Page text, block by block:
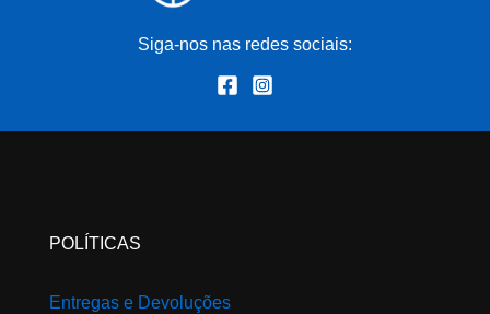
Siga-nos nas redes sociais:
POLÍTICAS
Entregas e Devoluções